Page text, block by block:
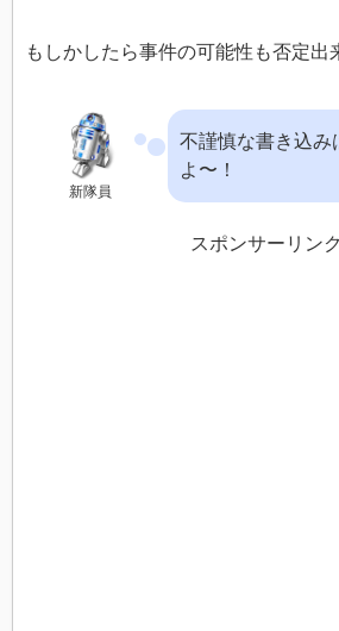
もしかしたら事件の可能性も否定出
新隊員
不謹慎な書き込み
よ〜！
スポンサーリンク